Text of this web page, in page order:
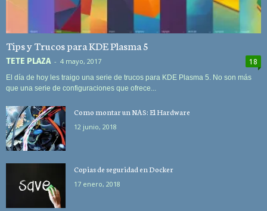
Tips y Trucos para KDE Plasma 5
TETE PLAZA - 4 mayo, 2017 18
El día de hoy les traigo una serie de trucos para KDE Plasma 5. No son más
que una serie de configuraciones que ofrece...
Como montar un NAS: El Hardware
12 junio, 2018
Copias de seguridad en Docker
17 enero, 2018